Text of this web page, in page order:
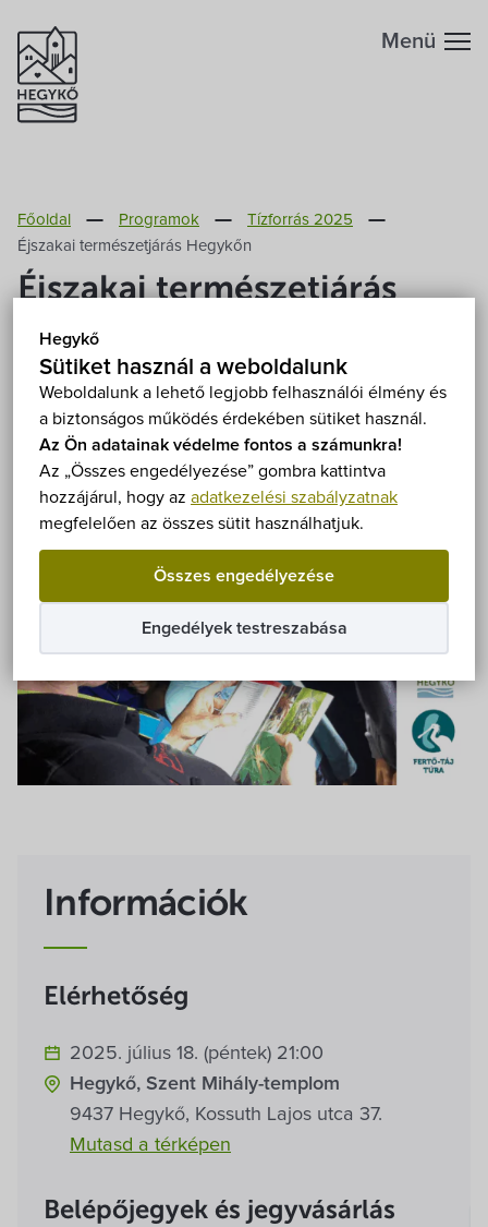
Hegykő
Sütiket használ a weboldalunk
Weboldalunk a lehető legjobb felhasználói élmény és
a biztonságos működés érdekében sütiket használ.
Az Ön adatainak védelme fontos a számunkra!
Az „Összes engedélyezése” gombra kattintva
hozzájárul, hogy az adatkezelési szabályzatnak
megfelelően az összes sütit használhatjuk.
Összes engedélyezése
Engedélyek testreszabása
Megközelítés
Fontos telefonszámok
Földrajzi adottság
Éghajlat
Hegykő történelme
Szabadidő
Éttermek
Programok
Önkormányzat
Hírek
Képviselő-testület
Egyesületek, alapítványok
Villa Igku Kft.
Közérdekű adatok
Pályázatok
Menü
Főoldal Programok
Tízforrás 2025
Éjszakai természetjárás Hegykőn
Éjszakai természetjárás
Hegykőn
2025. július 18. (péntek) 21:00
Hegykő, Szent Mihály-templom 9437 Hegykő,
Kossuth Lajos utca 37.
Fizetős
Információk
Elérhetőség
2025. július 18. (péntek) 21:00
Hegykő, Szent Mihály-templom
9437 Hegykő, Kossuth Lajos utca 37.
Mutasd a térképen
Belépőjegyek és jegyvásárlás